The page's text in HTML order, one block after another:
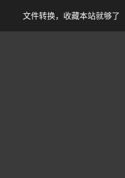
文件转换，收藏本站就够了